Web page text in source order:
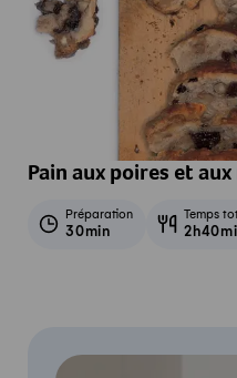
Pain aux poires et
Préparation
30min
Temps